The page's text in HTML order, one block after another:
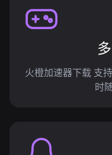
火橙加速器下载 支
时